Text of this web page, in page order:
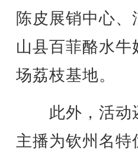
陈皮展销中心
山县百菲酪水
场荔枝基地。
此外，活动
主播为钦州名